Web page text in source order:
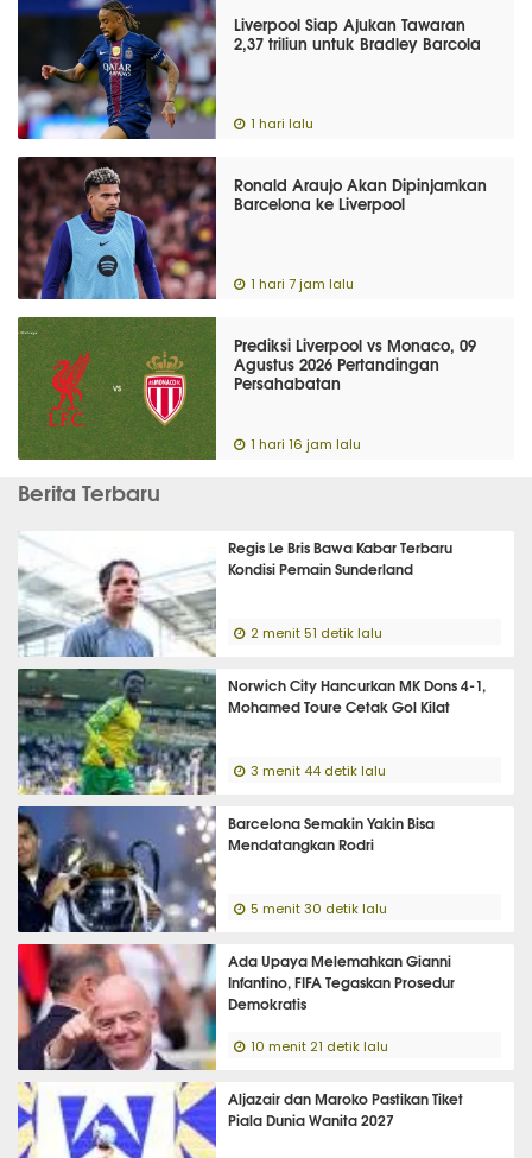
Liverpool Siap Ajukan Tawaran
2,37 triliun untuk Bradley Barcola
1 hari lalu
Ronald Araujo Akan Dipinjamkan
Barcelona ke Liverpool
1 hari 7 jam lalu
Prediksi Liverpool vs Monaco, 09
Agustus 2026 Pertandingan
Persahabatan
1 hari 16 jam lalu
Berita Terbaru
Regis Le Bris Bawa Kabar Terbaru
Kondisi Pemain Sunderland
2 menit 51 detik lalu
Norwich City Hancurkan MK Dons 4-1,
Mohamed Toure Cetak Gol Kilat
3 menit 44 detik lalu
Barcelona Semakin Yakin Bisa
Mendatangkan Rodri
5 menit 30 detik lalu
Ada Upaya Melemahkan Gianni
Infantino, FIFA Tegaskan Prosedur
Demokratis
10 menit 21 detik lalu
Aljazair dan Maroko Pastikan Tiket
Piala Dunia Wanita 2027